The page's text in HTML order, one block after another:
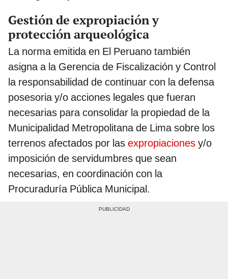
Gestión de expropiación y
protección arqueológica
La norma emitida en El Peruano también
asigna a la Gerencia de Fiscalización y Control
la responsabilidad de continuar con la defensa
posesoria y/o acciones legales que fueran
necesarias para consolidar la propiedad de la
Municipalidad Metropolitana de Lima sobre los
terrenos afectados por las expropiaciones y/o
imposición de servidumbres que sean
necesarias, en coordinación con la
Procuraduría Pública Municipal.